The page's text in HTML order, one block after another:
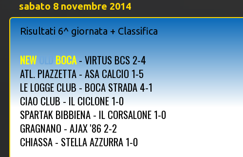
sabato 8 novembre 2014
Risultati 6^ giornata + Classifica
NEWOLDBOCA- VIRTUS BCS 2-4
ATL. PIAZZETTA - ASA CALCIO 1-5
LE LOGGE CLUB - BOCA STRADA 4-1
CIAO CLUB - IL CICLONE 1-0
SPARTAK BIBBIENA - IL CORSALONE 1-0
GRAGNANO - AJAX '86 2-2
CHIASSA - STELLA AZZURRA 1-0